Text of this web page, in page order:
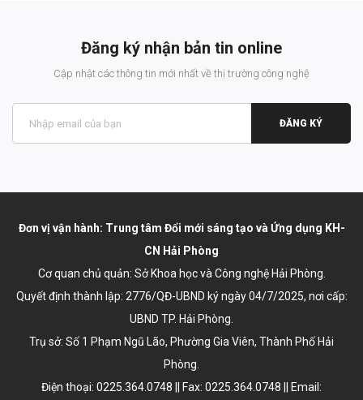
Đăng ký nhận bản tin online
Cập nhật các thông tin mới nhất về thị trường công nghệ
ĐĂNG KÝ
Đơn vị vận hành: Trung tâm Đổi mới sáng tạo và Ứng dụng KH-
CN Hải Phòng
Cơ quan chủ quản: Sở Khoa học và Công nghệ Hải Phòng.
Quyết định thành lập: 2776/QĐ-UBND ký ngày 04/7/2025, nơi cấp:
UBND TP. Hải Phòng.
Trụ sở: Số 1 Phạm Ngũ Lão, Phường Gia Viên, Thành Phố Hải
Phòng.
Điện thoại: 0225.364.0748 || Fax: 0225.364.0748 || Email: